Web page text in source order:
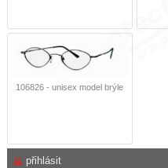
106826 - unisex model brýle